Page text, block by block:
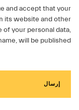
and accept that your
its website and other
of your personal data,
will be published.
إرسال